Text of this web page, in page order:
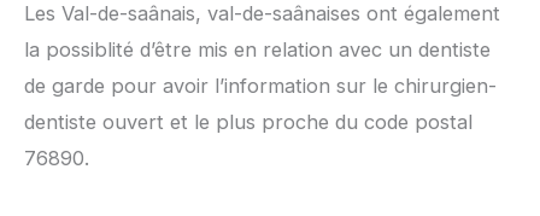
Les Val-de-saânais, val-de-saânaises ont également
la possiblité d’être mis en relation avec un dentiste
de garde pour avoir l’information sur le chirurgien-
dentiste ouvert et le plus proche du code postal
76890.